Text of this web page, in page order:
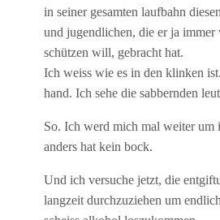
in seiner gesamten laufbahn
und jugendlichen, die er ja immer
schützen will, gebracht hat.
Ich weiss wie es in den klinken
hand. Ich sehe die sabbernden
So. Ich werd mich mal weiter um
anders hat kein bock.
Und ich versuche jetzt, die
langzeit durchzuziehen um